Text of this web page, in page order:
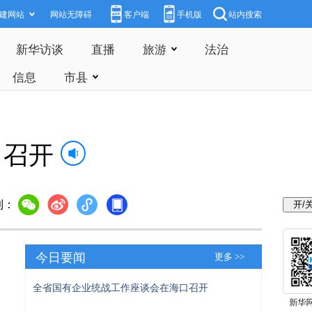
网站 网站无障碍 客户端 手机版 站内搜索
新华访谈 直播 旅游
法治
信息
市县
开
今日要闻 更多 >>
全省国有企业统战工作座谈会在海口召开